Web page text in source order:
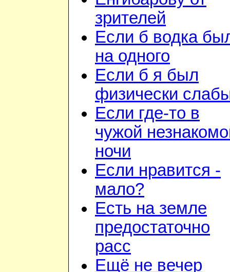
зрителей
Если б водка
на одного
Если б я был
физически
Если где-то в
чужой
ночи
Если нравится -
мало?
Есть на земле
предостаточно
расс
Ещё не вечер